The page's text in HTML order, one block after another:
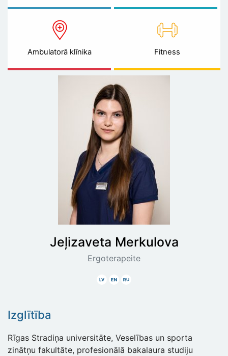
Ambulatorā klīnika Fitness
Jeļizaveta Merkulova
Ergoterapeite
Latviski
AngliskiKrieviski
Izglītība
Rīgas Stradiņa universitāte, Veselības un sporta
zinātņu fakultāte, profesionālā bakalaura studiju